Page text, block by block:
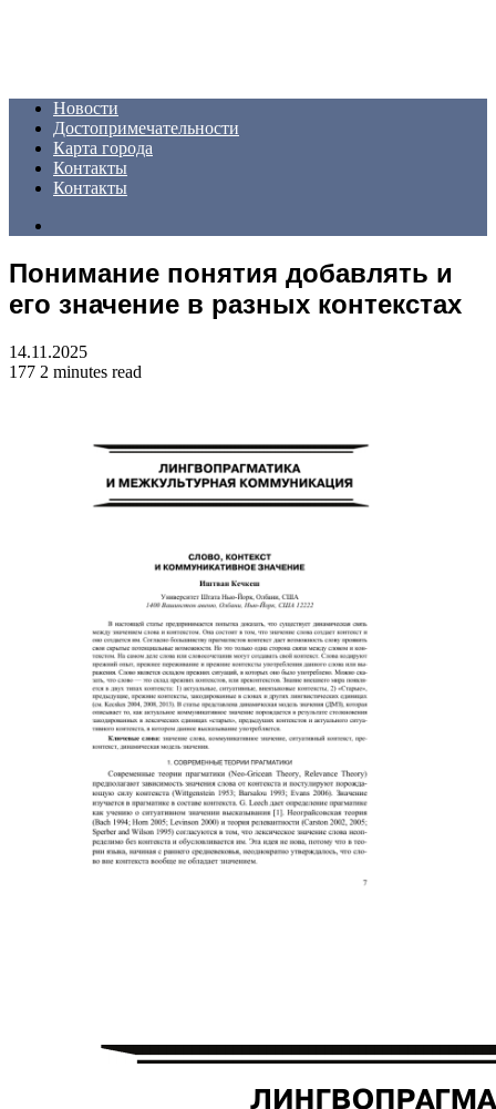
Новости
Достопримечательности
Карта города
Контакты
Контакты
Понимание понятия добавлять и
его значение в разных контекстах
14.11.2025
177 2 minutes read